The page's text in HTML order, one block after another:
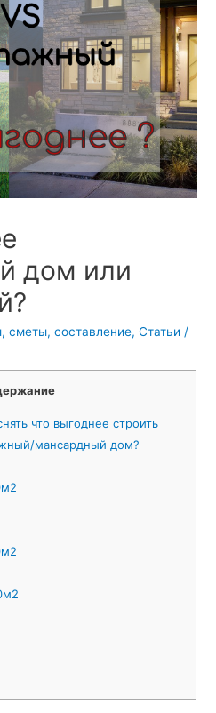
дом или
сметы, составление,Статьи /
что выгоднее строить
мансардный дом?